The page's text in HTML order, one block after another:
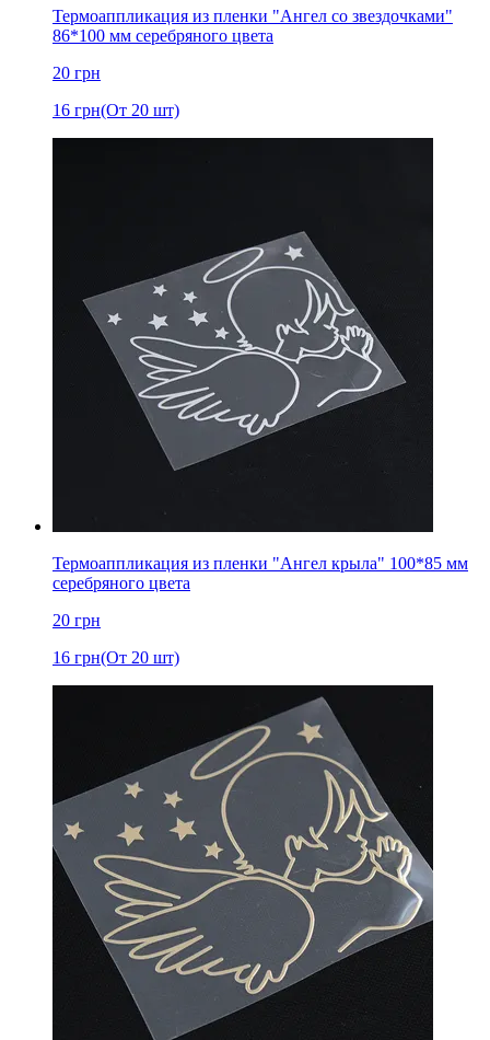
Термоаппликация из пленки "Ангел со звездочками"
86*100 мм серебряного цвета
20 грн
16 грн(От 20 шт)
Термоаппликация из пленки "Ангел крыла" 100*85 мм
серебряного цвета
20 грн
16 грн(От 20 шт)